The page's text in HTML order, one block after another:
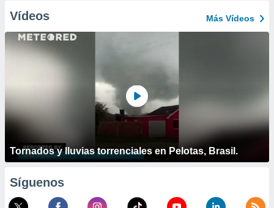
Vídeos Más Vídeos
Tornados y lluvias torrenciales en Pelotas, Brasil.
Síguenos